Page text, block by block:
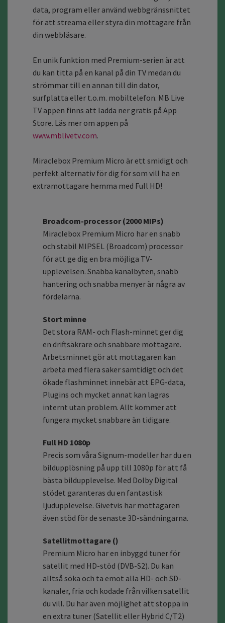
data, program eller använd webbgränssnittet
för att streama eller styra din mottagare från
din webbläsare.
En unik funktion med Premium-serien är att
du kan titta på en kanal på din TV medan du
strömmar till en annan till din dator,
surfplatta eller t.o.m. mobiltelefon. MB Live
TV appen finns att ladda ner gratis på App
Store. Läs mer om appen på
www.mblivetv.com.
Miraclebox Premium Micro är ett smidigt och
perfekt alternativ för dig för som vill ha en
extramottagare hemma med Full HD!
Broadcom-processor (2000 MIPs)
Miraclebox Premium Micro har en snabb
och stabil MIPSEL (Broadcom) processor
för att ge dig en bra möjliga TV-
upplevelsen. Snabba kanalbyten, snabb
hantering och snabba menyer är några av
fördelarna.
Stort minne
Det stora RAM- och Flash-minnet ger dig
en driftsäkrare och snabbare mottagare.
Arbetsminnet gör att mottagaren kan
arbeta med flera saker samtidigt och det
ökade flashminnet innebär att EPG-data,
Plugins och mycket annat kan lagras
internt utan problem. Allt kommer att
fungera mycket snabbare än tidigare.
Full HD 1080p
Precis som våra Signum-modeller har du en
bildupplösning på upp till 1080p för att få
bästa bildupplevelse. Med Dolby Digital
stödet garanteras du en fantastisk
ljudupplevelse. Givetvis har mottagaren
även stöd för de senaste 3D-sändningarna.
Satellitmottagare ()
Premium Micro har en inbyggd tuner för
satellit med HD-stöd (DVB-S2). Du kan
alltså söka och ta emot alla HD- och SD-
kanaler, fria och kodade från vilken satellit
du vill. Du har även möjlighet att stoppa in
en extra tuner (Satellit eller Hybrid C/T2)